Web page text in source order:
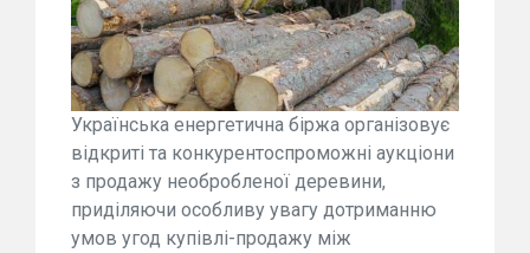
Українська енергетична біржа організовує
відкриті та конкурентоспроможні аукціони
з продажу необробленої деревини,
приділяючи особливу увагу дотриманню
умов угод купівлі-продажу між